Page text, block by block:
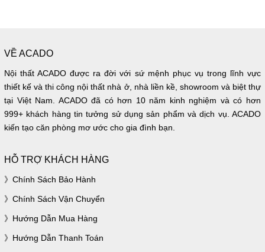
VỀ ACADO
Nội thất ACADO được ra đời với sứ mệnh phục vụ trong lĩnh vực
thiết kế và thi công nội thất nhà ở, nhà liền kề, showroom và biệt thự
tại Việt Nam. ACADO đã có hơn 10 năm kinh nghiệm và có hơn
999+ khách hàng tin tưởng sử dụng sản phẩm và dịch vụ. ACADO
kiến tạo căn phòng mơ ước cho gia đình bạn.
HỖ TRỢ KHÁCH HÀNG
Chính Sách Bảo Hành
Chính Sách Vận Chuyển
Hướng Dẫn Mua Hàng
Hướng Dẫn Thanh Toán